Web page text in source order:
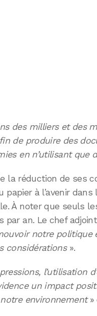
des milliers et des
de produire des
en n’utilisant que
la réduction de ses
papier à l’avenir
À noter que seuls
par an. Le chef
notre politique
considérations».
l’utilisation
un impact
environnement»